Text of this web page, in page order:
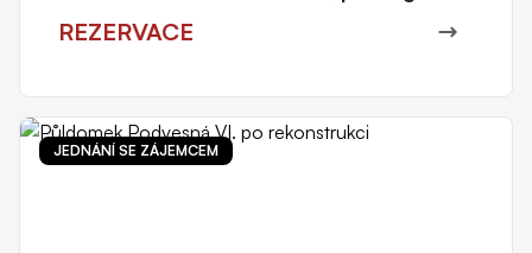
REZERVACE
JEDNÁNÍ SE ZÁJEMCEM